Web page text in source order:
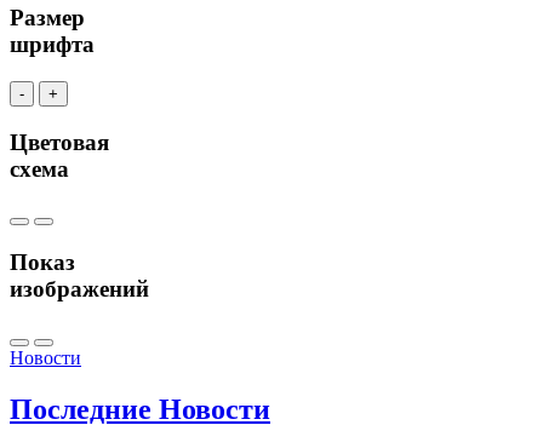
Размер
шрифта
- +
Цветовая
схема
Показ
изображений
Новости
Последние Новости